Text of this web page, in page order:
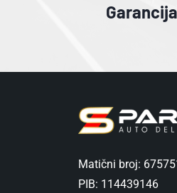
Matični broj:
PIB: 114439146